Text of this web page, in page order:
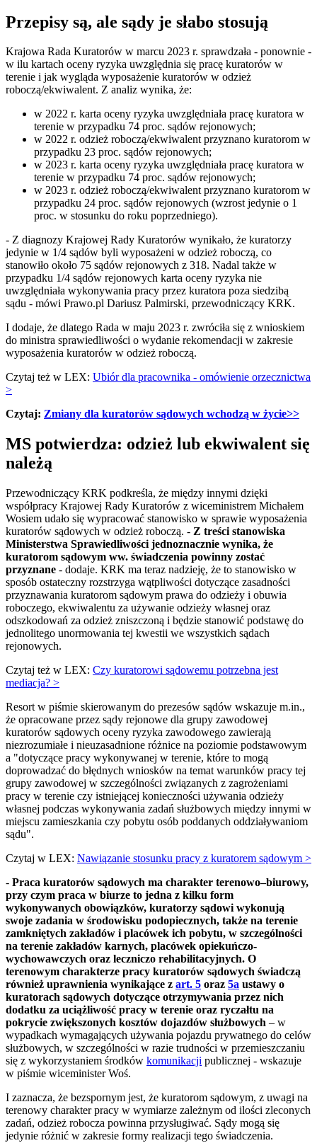
Przepisy są, ale sądy je słabo stosują
Krajowa Rada Kuratorów w marcu 2023 r. sprawdzała - ponownie -
w ilu kartach oceny ryzyka uwzględnia się pracę kuratorów w
terenie i jak wygląda wyposażenie kuratorów w odzież
roboczą/ekwiwalent. Z analiz wynika, że:
w 2022 r. karta oceny ryzyka uwzględniała pracę kuratora w
terenie w przypadku 74 proc. sądów rejonowych;
w 2022 r. odzież roboczą/ekwiwalent przyznano kuratorom w
przypadku 23 proc. sądów rejonowych;
w 2023 r. karta oceny ryzyka uwzględniała pracę kuratora w
terenie w przypadku 74 proc. sądów rejonowych;
w 2023 r. odzież roboczą/ekwiwalent przyznano kuratorom w
przypadku 24 proc. sądów rejonowych (wzrost jedynie o 1
proc. w stosunku do roku poprzedniego).
- Z diagnozy Krajowej Rady Kuratorów wynikało, że kuratorzy
jedynie w 1/4 sądów byli wyposażeni w odzież roboczą, co
stanowiło około 75 sądów rejonowych z 318. Nadal także w
przypadku 1/4 sądów rejonowych karta oceny ryzyka nie
uwzględniała wykonywania pracy przez kuratora poza siedzibą
sądu - mówi Prawo.pl Dariusz Palmirski, przewodniczący KRK.
I dodaje, że dlatego Rada w maju 2023 r. zwróciła się z wnioskiem
do ministra sprawiedliwości o wydanie rekomendacji w zakresie
wyposażenia kuratorów w odzież roboczą.
Czytaj też w LEX: Ubiór dla pracownika - omówienie orzecznictwa
>
Czytaj: Zmiany dla kuratorów sądowych wchodzą w życie>>
MS potwierdza: odzież lub ekwiwalent się
należą
Przewodniczący KRK podkreśla, że między innymi dzięki
współpracy Krajowej Rady Kuratorów z wiceministrem Michałem
Wosiem udało się wypracować stanowisko w sprawie wyposażenia
kuratorów sądowych w odzież roboczą. - Z treści stanowiska
Ministerstwa Sprawiedliwości jednoznacznie wynika, że
kuratorom sądowym ww. świadczenia powinny zostać
przyznane - dodaje. KRK ma teraz nadzieję, że to stanowisko w
sposób ostateczny rozstrzyga wątpliwości dotyczące zasadności
przyznawania kuratorom sądowym prawa do odzieży i obuwia
roboczego, ekwiwalentu za używanie odzieży własnej oraz
odszkodowań za odzież zniszczoną i będzie stanowić podstawę do
jednolitego unormowania tej kwestii we wszystkich sądach
rejonowych.
Czytaj też w LEX: Czy kuratorowi sądowemu potrzebna jest
mediacja? >
Resort w piśmie skierowanym do prezesów sądów wskazuje m.in.,
że opracowane przez sądy rejonowe dla grupy zawodowej
kuratorów sądowych oceny ryzyka zawodowego zawierają
niezrozumiałe i nieuzasadnione różnice na poziomie podstawowym
a "dotyczące pracy wykonywanej w terenie, które to mogą
doprowadzać do błędnych wniosków na temat warunków pracy tej
grupy zawodowej w szczególności związanych z zagrożeniami
pracy w terenie czy istniejącej konieczności używania odzieży
własnej podczas wykonywania zadań służbowych między innymi w
miejscu zamieszkania czy pobytu osób poddanych oddziaływaniom
sądu".
Czytaj w LEX: Nawiązanie stosunku pracy z kuratorem sądowym >
- Praca kuratorów sądowych ma charakter terenowo–biurowy,
przy czym praca w biurze to jedna z kilku form
wykonywanych obowiązków, kuratorzy sądowi wykonują
swoje zadania w środowisku podopiecznych, także na terenie
zamkniętych zakładów i placówek ich pobytu, w szczególności
na terenie zakładów karnych, placówek opiekuńczo-
wychowawczych oraz leczniczo rehabilitacyjnych. O
terenowym charakterze pracy kuratorów sądowych świadczą
również uprawnienia wynikające z art. 5 oraz 5a ustawy o
kuratorach sądowych dotyczące otrzymywania przez nich
dodatku za uciążliwość pracy w terenie oraz ryczałtu na
pokrycie zwiększonych kosztów dojazdów służbowych – w
wypadkach wymagających używania pojazdu prywatnego do celów
służbowych, w szczególności w razie trudności w przemieszczaniu
się z wykorzystaniem środków komunikacji publicznej - wskazuje
w piśmie wiceminister Woś.
I zaznacza, że bezspornym jest, że kuratorom sądowym, z uwagi na
terenowy charakter pracy w wymiarze zależnym od ilości zleconych
zadań, odzież robocza powinna przysługiwać. Sądy mogą się
jedynie różnić w zakresie formy realizacji tego świadczenia.